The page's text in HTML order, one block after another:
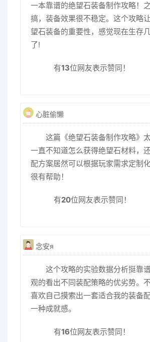
一本靠谱的绝望石装备制作攻略！
搞，装备效果很不稳定。这个攻略
望石装备的重要性，感觉现在生存
了!
有13位网友表示赞同！
心脏偷懒
这篇《绝望石装备制作攻略》
一直不知道怎么获得绝望石材料，
配方案居然可以根据玩家需求定制
很有帮助！
有20位网友表示赞同！
念安я
这个攻略的实验数据分析挺靠
观的看出不同装配策略的优劣势。
喜欢自己摸索出一套适合我的装备
一种成就感。
有16位网友表示赞同！